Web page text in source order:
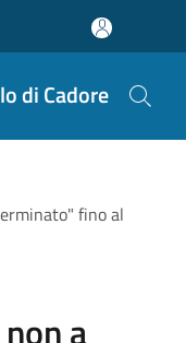
di Cadore
fino al
a